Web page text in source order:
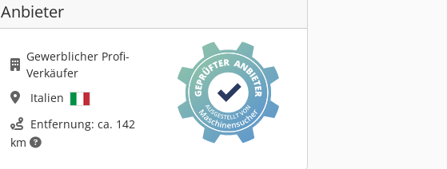
Anbieter
Gewerblicher Profi-
Verkäufer
Italien
Entfernung: ca. 142
km